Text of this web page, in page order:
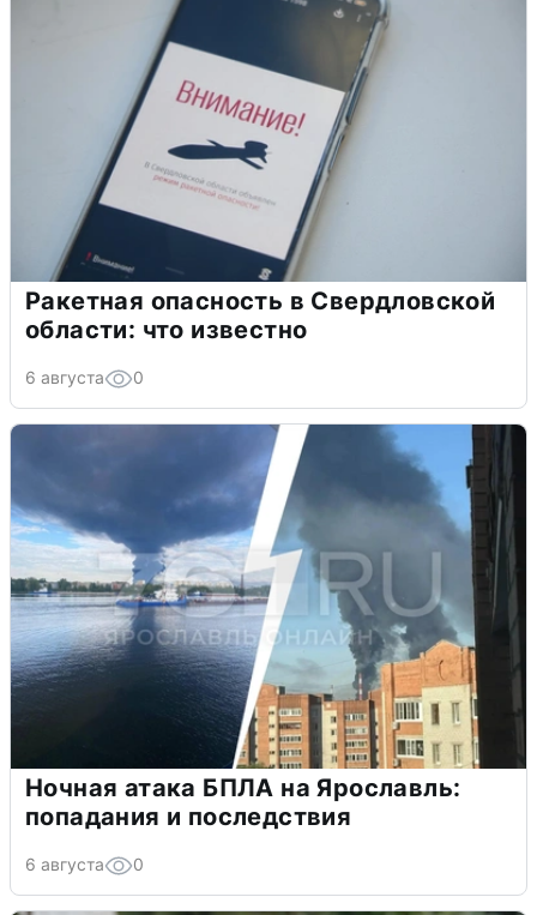
Ракетная опасность в Свердловской
области: что известно
6 августа 0
Ночная атака БПЛА на Ярославль:
попадания и последствия
6 августа 0